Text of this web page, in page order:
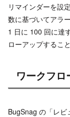
リマインダーを設
数に基づいてアラ
1 日に 100 回に達
ローアップするこ
ワークフ
BugSnag の「レ